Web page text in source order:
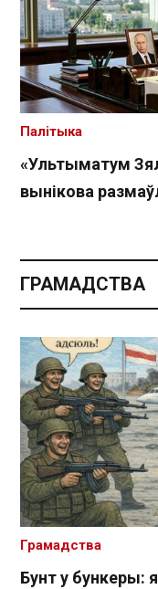
«Ультыматум
вынікова
Палітыка
ГРАМАДСТВА
Бунт у бункеры:
Грамадства